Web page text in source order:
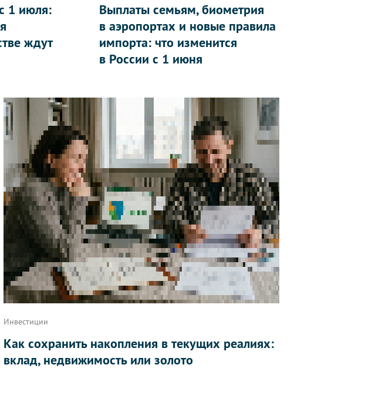
1 июля:
ждут
Выплаты семьям, биометрия
в аэропортах и новые правила
импорта: что изменится
в России с 1 июня
Инвестиции
Как сохранить накопления в текущих реалиях:
вклад, недвижимость или золото